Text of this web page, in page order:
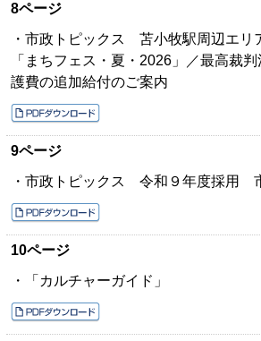
8ページ
・市政トピックス 苫小牧駅周辺エリ
「まちフェス・夏・2026」／最高裁
護費の追加給付のご案内
9ページ
・市政トピックス 令和９年度採用
10ページ
・「カルチャーガイド」